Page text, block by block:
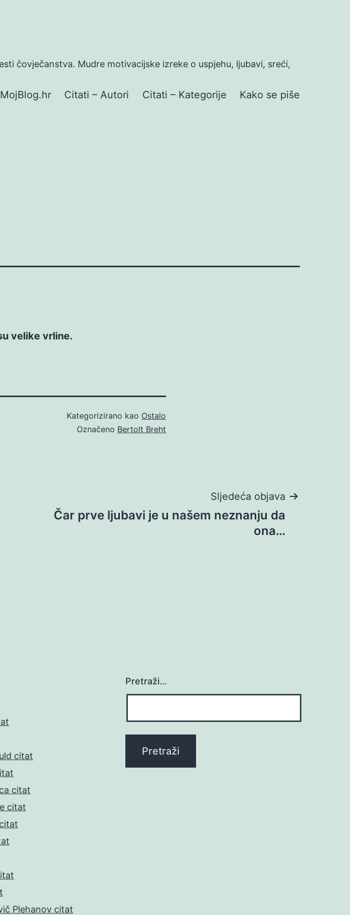
čovječanstva. Mudre motivacijske izreke o uspjehu, ljubavi, sreći,
MojBlog.hr Citati – Autori Citati – Kategorije Kako se piše
velike vrline.
Kategorizirano kao Ostalo
Označeno Bertolt Breht
Sljedeća objava
Čar prve ljubavi je u našem neznanju da
ona…
citat
citat
citat
Plehanov citat
Pretraži…